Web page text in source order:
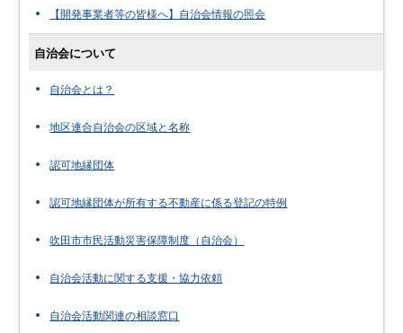
【開発事業者等の皆様へ】自治会情報の照会
自治会について
自治会とは？
地区連合自治会の区域と名称
認可地縁団体
認可地縁団体が所有する不動産に係る登記の特例
吹田市市民活動災害保障制度（自治会）
自治会活動に関する支援・協力依頼
自治会活動関連の相談窓口